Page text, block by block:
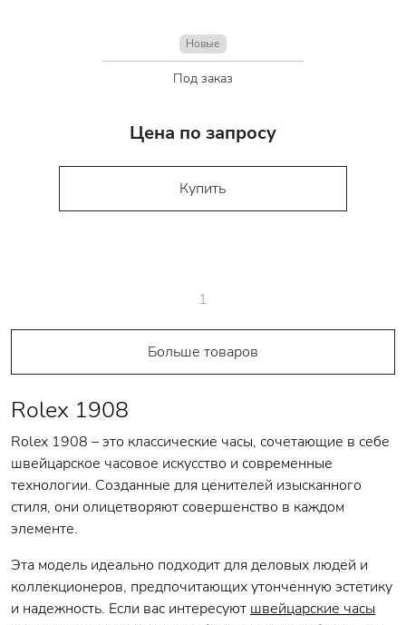
Новые
Под заказ
Цена по запросу
Купить
1
Больше товаров
Rolex 1908
Rolex 1908 – это классические часы, сочетающие в себе
швейцарское часовое искусство и современные
технологии. Созданные для ценителей изысканного
стиля, они олицетворяют совершенство в каждом
элементе.
Эта модель идеально подходит для деловых людей и
коллекционеров, предпочитающих утонченную эстетику
и надежность. Если вас интересуют швейцарские часы